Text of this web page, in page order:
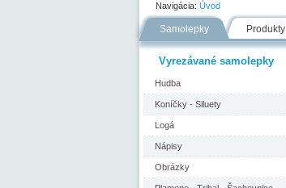
Navigácia: Úvod
Samolepky Produkty
Vyrezávané samolepky
Hudba
Koníčky - Siluety
Logá
Nápisy
Obrázky